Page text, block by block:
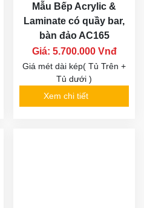
Mẫu Bếp Acrylic &
Laminate có quầy bar,
bàn đảo AC165
Giá: 5.700.000 Vnđ
Giá mét dài kép( Tủ Trên +
Tủ dưới )
Xem chi tiết